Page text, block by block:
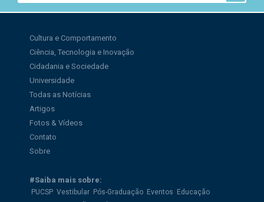
Cultura e Comportamento
Ciência, Tecnologia e Inovação
Cidadania e Sociedade
Universidade
Todas as Notícias
Artigos
Fotos & Vídeos
Contato
Sobre
#Saiba mais sobre:
PUCSP Vestibular Pós-Graduação Eventos
Educação